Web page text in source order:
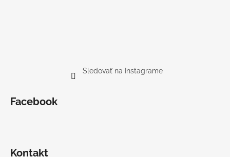
Sledovať na Instagrame
Facebook
Kontakt